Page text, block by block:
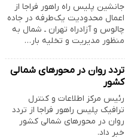
جانشین پلیس راه راهور فراجا از
اعمال محدودیت یک‌طرفه در جاده
چالوس و آزادراه تهران ـ شمال به
منظور مدیریت و تخلیه بار…
تردد روان در محورهای شمالی
کشور
رئیس مرکز اطلاعات و کنترل
ترافیک پلیس راهور فراجا از تردد
روان در محورهای شمالی کشور
خبر داد.